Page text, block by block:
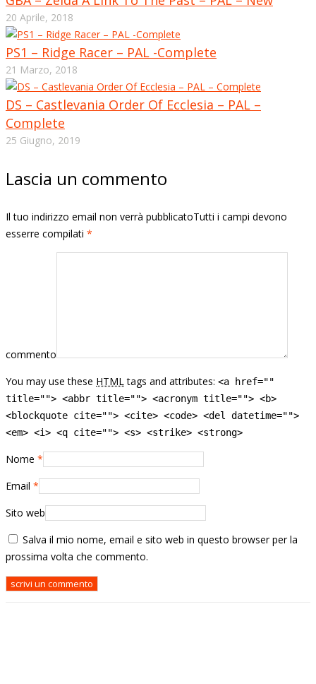
20 Aprile, 2018
PS1 – Ridge Racer – PAL -Complete
21 Marzo, 2018
DS – Castlevania Order Of Ecclesia – PAL –
Complete
25 Giugno, 2019
Lascia un commento
Il tuo indirizzo email non verrà pubblicatoTutti i campi devono
esserre compilati *
commento
You may use these HTML tags and attributes: <a href=""
title=""> <abbr title=""> <acronym title=""> <b>
<blockquote cite=""> <cite> <code> <del datetime="">
<em> <i> <q cite=""> <s> <strike> <strong>
Nome *
Email *
Sito web
Salva il mio nome, email e sito web in questo browser per la
prossima volta che commento.